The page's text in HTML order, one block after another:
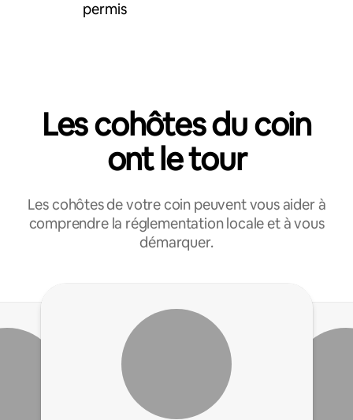
permis
Les cohôtes du coin
ont le tour
Les cohôtes de votre coin peuvent vous aider à
comprendre la réglementation locale et à vous
démarquer.